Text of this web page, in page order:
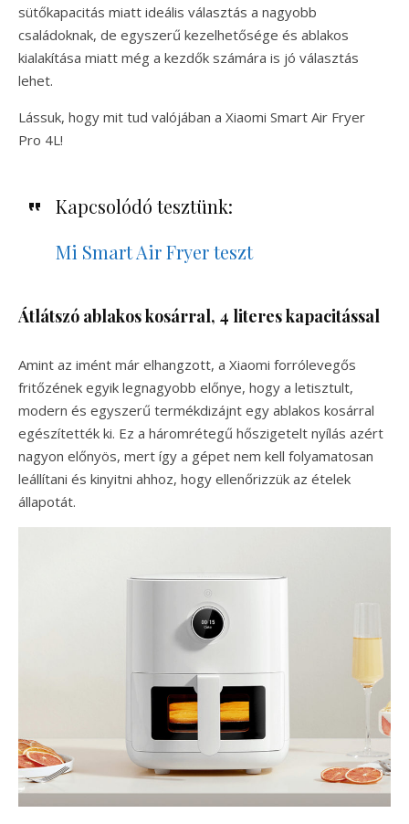
sütőkapacitás miatt ideális választás a nagyobb
családoknak, de egyszerű kezelhetősége és ablakos
kialakítása miatt még a kezdők számára is jó választás
lehet.
Lássuk, hogy mit tud valójában a Xiaomi Smart Air Fryer
Pro 4L!
Kapcsolódó tesztünk:
Mi Smart Air Fryer teszt
Átlátszó ablakos kosárral, 4 literes kapacitással
Amint az imént már elhangzott, a Xiaomi forrólevegős
fritőzének egyik legnagyobb előnye, hogy a letisztult,
modern és egyszerű termékdizájnt egy ablakos kosárral
egészítették ki. Ez a háromrétegű hőszigetelt nyílás azért
nagyon előnyös, mert így a gépet nem kell folyamatosan
leállítani és kinyitni ahhoz, hogy ellenőrizzük az ételek
állapotát.